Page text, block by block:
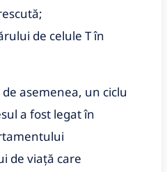
de celule T în
asemenea, un ciclu
a fost legat în
de viață care